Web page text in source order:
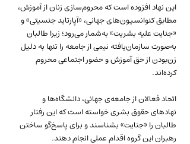
این نهاد افزوده است که محروم‌سازی زنان از آموزش،
مطابق کنوانسیون‌های جهانی، «آپارتاید جنسیتی» و
«جنایت علیه بشریت» به‌شمار می‌رود؛ زیرا طالبان
به‌صورت سازمان‌یافته نیمی از جامعه را تنها به دلیل
زن‌بودن از حق آموزش و حضور اجتماعی محروم
کرده‌اند.
اتحاد فعالان از جامعه‌ی جهانی، دانشگاه‌ها و
نهادهای حقوق بشری خواسته است که این رفتار
طالبان را «جنایت» بشناسند و برای پاسخ‌گو ساختن
رهبران این گروه اقدام عملی انجام دهند.